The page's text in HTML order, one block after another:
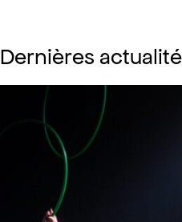
Dernières